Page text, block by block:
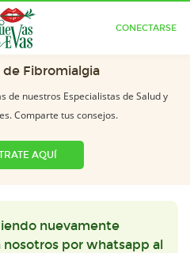
CONECTARSE
Fibromialgia
de nuestros Especialistas de Salud y
Comparte tus consejos.
AQUÍ
nuevamente
por whatsapp al